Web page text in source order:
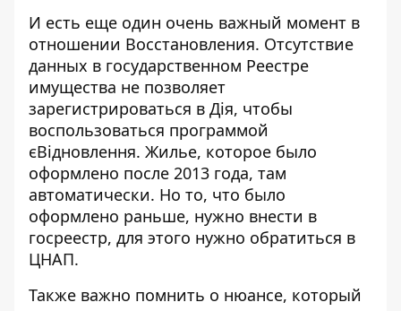
И есть еще один очень важный момент в
отношении Восстановления. Отсутствие
данных в государственном Реестре
имущества не позволяет
зарегистрироваться в Дія, чтобы
воспользоваться программой
єВідновлення. Жилье, которое было
оформлено после 2013 года, там
автоматически. Но то, что было
оформлено раньше, нужно внести в
госреестр, для этого нужно обратиться в
ЦНАП.
Также важно помнить о нюансе, который